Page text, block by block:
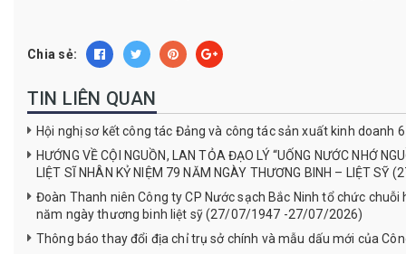
Chia sẻ:
TIN LIÊN QUAN
Hội nghị sơ kết công tác Đảng và công tác sản xuất kinh doanh
HƯỚNG VỀ CỘI NGUỒN, LAN TỎA ĐẠO LÝ “UỐNG NƯỚC NHỚ
LIỆT SĨ NHÂN KỶ NIỆM 79 NĂM NGÀY THƯƠNG BINH – LIỆT
Đoàn Thanh niên Công ty CP Nước sạch Bắc Ninh tổ chức
năm ngày thương binh liệt sỹ (27/07/1947 -27/07/2026)
Thông báo thay đổi địa chỉ trụ sở chính và mẫu dấu mới của